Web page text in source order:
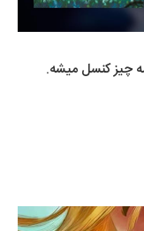
چیز کنسل میشه.